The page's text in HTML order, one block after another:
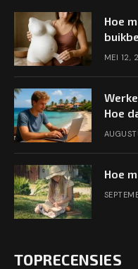
Hoe
MEI 12,
Hoe
Hoe
TOPRECENSIES